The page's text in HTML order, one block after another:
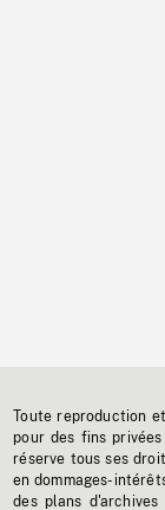
Toute reproduction
pour des fins
réserve tous ses
en dommages-
des plans